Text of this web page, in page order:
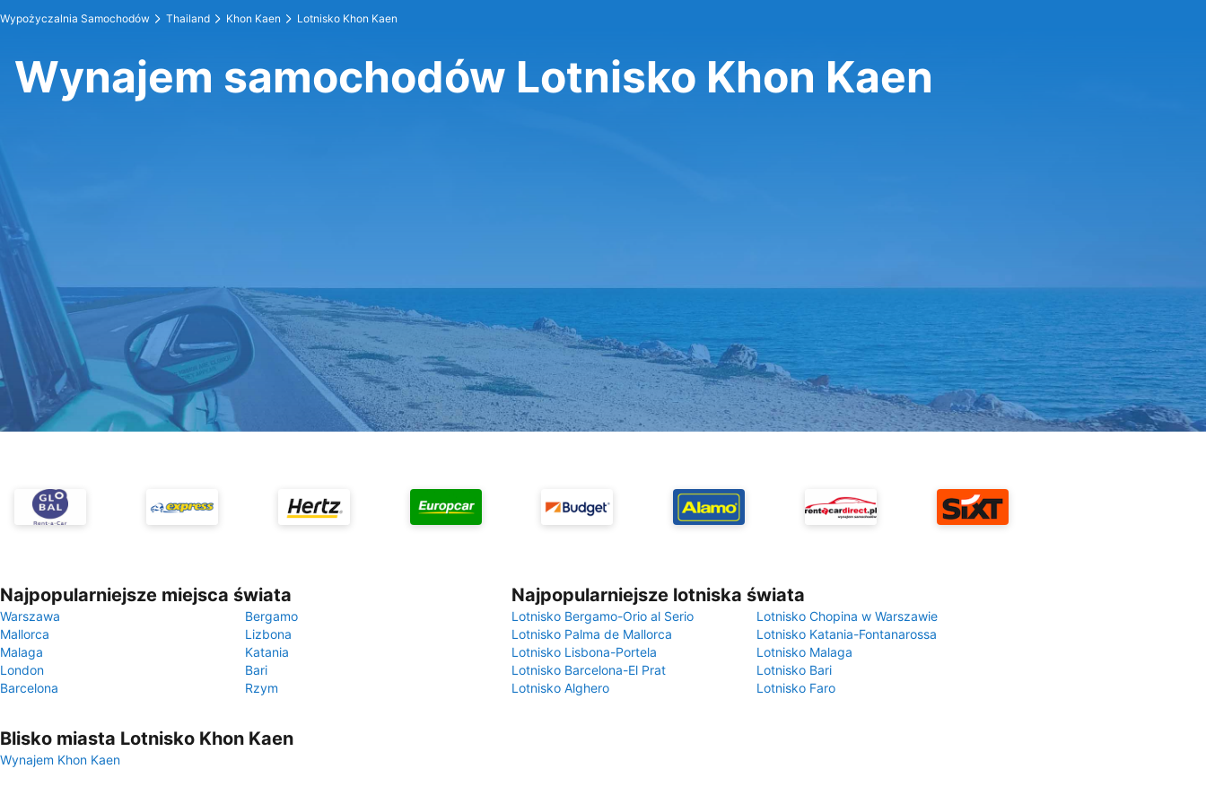
Wypożyczalnia Samochodów Thailand Khon Kaen Lotnisko Khon Kaen
Wynajem samochodów Lotnisko Khon Kaen
Najpopularniejsze miejsca świata
Warszawa
Bergamo
Mallorca
Lizbona
Malaga
Katania
London
Bari
Barcelona
Rzym
Najpopularniejsze lotniska świata
Lotnisko Bergamo-Orio al Serio
Lotnisko Chopina w Warszawie
Lotnisko Palma de Mallorca
Lotnisko Katania-Fontanarossa
Lotnisko Lisbona-Portela
Lotnisko Malaga
Lotnisko Barcelona-El Prat
Lotnisko Bari
Lotnisko Alghero
Lotnisko Faro
Blisko miasta Lotnisko Khon Kaen
Wynajem Khon Kaen